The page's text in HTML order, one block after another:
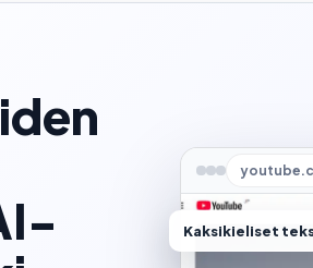
Kaksikieliset